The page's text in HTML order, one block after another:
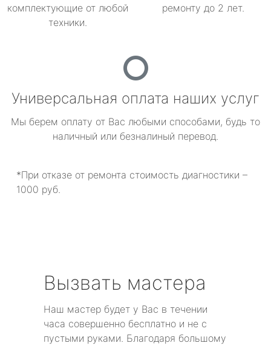
комплектующие от любой
техники.
ремонту до 2 лет.
Универсальная оплата наших услуг
Мы берем оплату от Вас любыми способами, будь то
наличный или безналиный перевод.
*При отказе от ремонта стоимость диагностики –
1000 руб.
Вызвать мастера
Наш мастер будет у Вас в течении
часа совершенно бесплатно и не с
пустыми руками. Благодаря большому